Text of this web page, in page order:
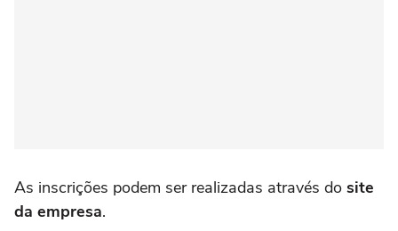
As inscrições podem ser realizadas através do site
da empresa.